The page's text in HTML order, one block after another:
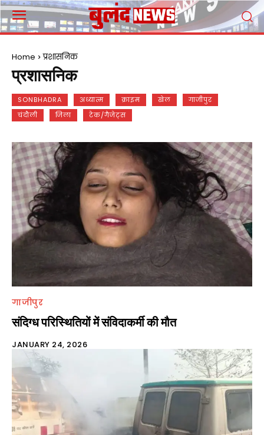
Home प्रशासनिक
प्रशासनिक
SONBHADRA अध्यात्म क्राइम खेल
गाजीपुर
चंदौली
जिला टेक/गैजेट्स
गाजीपुर
संदिग्ध परिस्थितियों में संविदाकर्मी की मौत
JANUARY 24, 2026